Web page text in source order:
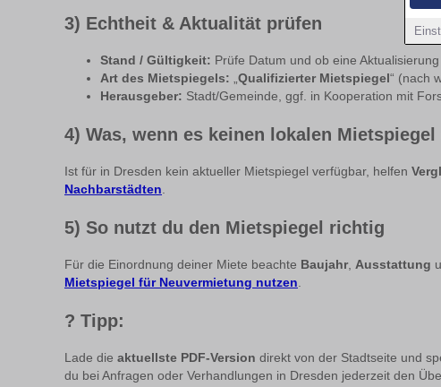
3) Echtheit & Aktualität prüfen
Stand / Gültigkeit: Prüfe Datum und ob eine
Art des Mietspiegels:
Qualifizierter Mietspiegel “ (nach
Herausgeber: Stadt/Gemeinde, ggf. in Kooperation mit
4) Was, wenn es keinen lokalen
Ist für in Dresden kein aktueller Mietspiegel verfügbar, helfen
Nachbarstädten
5) So nutzt du den Mietspiegel richtig
Für die Einordnung deiner Miete beachte Baujahr, Ausstattung
Mietspiegel für Neuvermietung nutzen
? Tipp:
Lade die aktuellste PDF-Version direkt von der Stadtseite und
du bei Anfragen oder Verhandlungen in Dresden jederzeit den